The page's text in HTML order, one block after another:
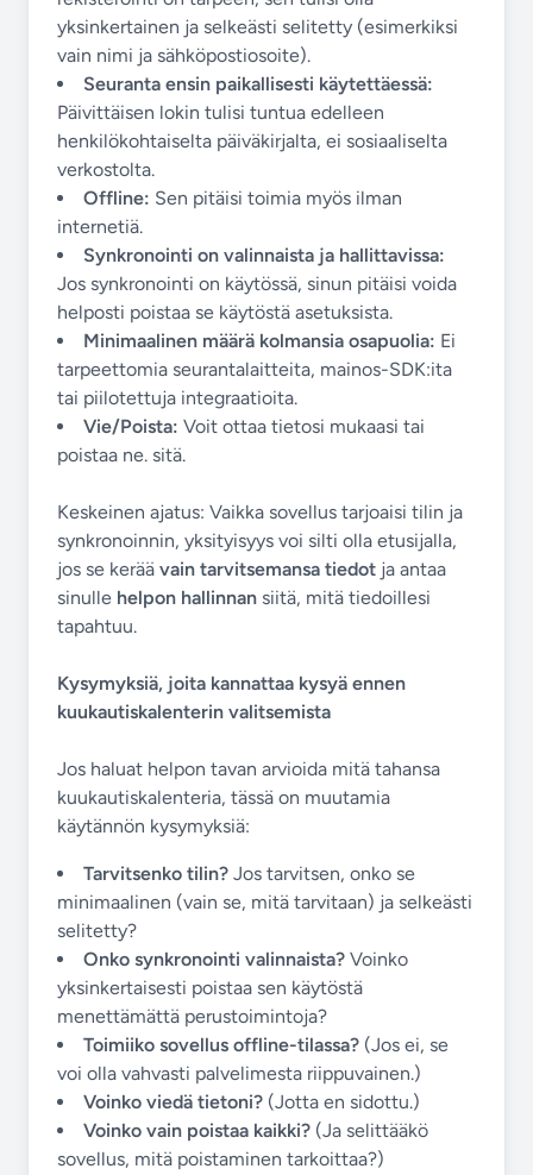
yksinkertainen ja selkeästi selitetty (esimerkiksi
vain nimi ja sähköpostiosoite).
Seuranta ensin paikallisesti käytettäessä:
Päivittäisen lokin tulisi tuntua edelleen
henkilökohtaiselta päiväkirjalta, ei sosiaaliselta
verkostolta.
Offline: Sen pitäisi toimia myös ilman
internetiä.
Synkronointi on valinnaista ja hallittavissa:
Jos synkronointi on käytössä, sinun pitäisi voida
helposti poistaa se käytöstä asetuksista.
Minimaalinen määrä kolmansia osapuolia: Ei
tarpeettomia seurantalaitteita, mainos-SDK:ita
tai piilotettuja integraatioita.
Vie/Poista: Voit ottaa tietosi mukaasi tai
poistaa ne. sitä.
Keskeinen ajatus: Vaikka sovellus tarjoaisi tilin ja
synkronoinnin, yksityisyys voi silti olla etusijalla,
jos se kerää vain tarvitsemansa tiedot ja antaa
sinulle helpon hallinnan siitä, mitä tiedoillesi
tapahtuu.
Kysymyksiä, joita kannattaa kysyä ennen
kuukautiskalenterin valitsemista
Jos haluat helpon tavan arvioida mitä tahansa
kuukautiskalenteria, tässä on muutamia
käytännön kysymyksiä:
Tarvitsenko tilin? Jos tarvitsen, onko se
minimaalinen (vain se, mitä tarvitaan) ja selkeästi
selitetty?
Onko synkronointi valinnaista? Voinko
yksinkertaisesti poistaa sen käytöstä
menettämättä perustoimintoja?
Toimiiko sovellus offline-tilassa? (Jos ei, se
voi olla vahvasti palvelimesta riippuvainen.)
Voinko viedä tietoni? (Jotta en sidottu.)
Voinko vain poistaa kaikki? (Ja selittääkö
sovellus, mitä poistaminen tarkoittaa?)